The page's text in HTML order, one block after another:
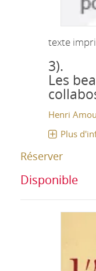
texte
3).
Les
Henri
Plus
Réserver
Disponible